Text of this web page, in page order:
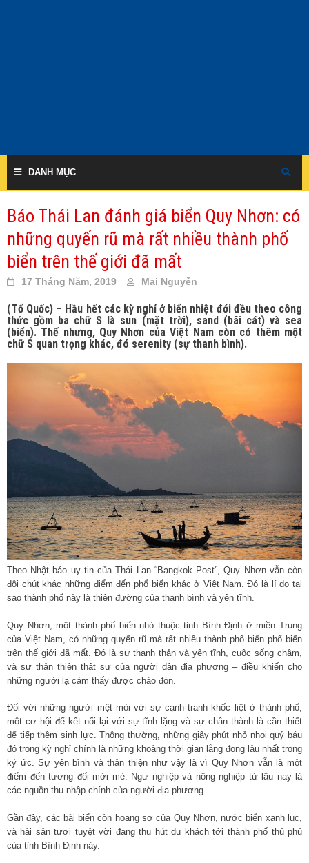
DANH MỤC
Báo Thái Lan đánh giá biển Quy Nhơn: có
những quyến rũ mà rất nhiều thành phố
biển trên thế giới đã mất
17 Tháng Năm, 2019 Mai Nguyễn
(Tổ Quốc) – Hầu hết các kỳ nghỉ ở biển nhiệt đới đều theo công
thức gồm ba chữ S là sun (mặt trời), sand (bãi cát) và sea
(biển). Thế nhưng, Quy Nhơn của Việt Nam còn có thêm một
chữ S quan trọng khác, đó serenity (sự thanh bình).
Theo Nhật báo uy tin của Thái Lan “Bangkok Post”, Quy Nhơn vẫn còn
đôi chút khác những điểm đến phổ biến khác ở Việt Nam. Đó là lí do tại
sao thành phố này là thiên đường của thanh bình và yên tĩnh.
Quy Nhơn, một thành phố biển nhỏ thuộc tỉnh Bình Định ở miền Trung
của Việt Nam, có những quyến rũ mà rất nhiều thành phố biển phổ biến
trên thế giới đã mất. Đó là sự thanh thản và yên tĩnh, cuộc sống chậm,
và sự thân thiện thật sự của người dân địa phương – điều khiến cho
những người lạ cảm thấy được chào đón.
Đối với những người mệt mỏi với sự cạnh tranh khốc liệt ở thành phố,
một cơ hội để kết nối lại với sự tĩnh lặng và sự chân thành là cần thiết
để tiếp thêm sinh lực. Thông thường, những giây phút nhỏ nhoi quý báu
đó trong kỳ nghỉ chính là những khoảng thời gian lắng đọng lâu nhất trong
ký ức. Sự yên bình và thân thiện như vậy là vì Quy Nhơn vẫn là một
điểm đến tương đối mới mẻ. Ngư nghiệp và nông nghiệp từ lâu nay là
các nguồn thu nhập chính của người địa phương.
Gần đây, các bãi biển còn hoang sơ của Quy Nhơn, nước biển xanh lục,
và hải sản tươi tuyệt vời đang thu hút du khách tới thành phố thủ phủ
của tỉnh Bình Định này.